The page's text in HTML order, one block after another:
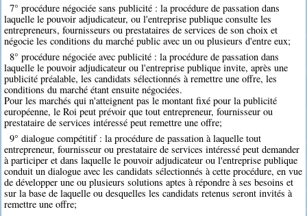
7° procédure négociée sans publicité : la procédure de passation dans
laquelle le pouvoir adjudicateur, ou l'entreprise publique consulte les
entrepreneurs, fournisseurs ou prestataires de services de son choix et
négocie les conditions du marché public avec un ou plusieurs d'entre eux;
8° procédure négociée avec publicité : la procédure de passation dans
laquelle le pouvoir adjudicateur ou l'entreprise publique invite, après une
publicité préalable, les candidats sélectionnés à remettre une offre, les
conditions du marché étant ensuite négociées.
Pour les marchés qui n'atteignent pas le montant fixé pour la publicité
européenne, le Roi peut prévoir que tout entrepreneur, fournisseur ou
prestataire de services intéressé peut remettre une offre;
9° dialogue compétitif : la procédure de passation à laquelle tout
entrepreneur, fournisseur ou prestataire de services intéressé peut demander
à participer et dans laquelle le pouvoir adjudicateur ou l'entreprise publique
conduit un dialogue avec les candidats sélectionnés à cette procédure, en vue
de développer une ou plusieurs solutions aptes à répondre à ses besoins et
sur la base de laquelle ou desquelles les candidats retenus seront invités à
remettre une offre;